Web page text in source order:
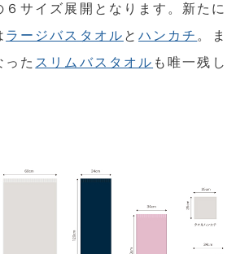
６サイズ展開となります。新たに
ラージバスタオル とハンカチ 。ま
った スリムバスタオル も唯一残し